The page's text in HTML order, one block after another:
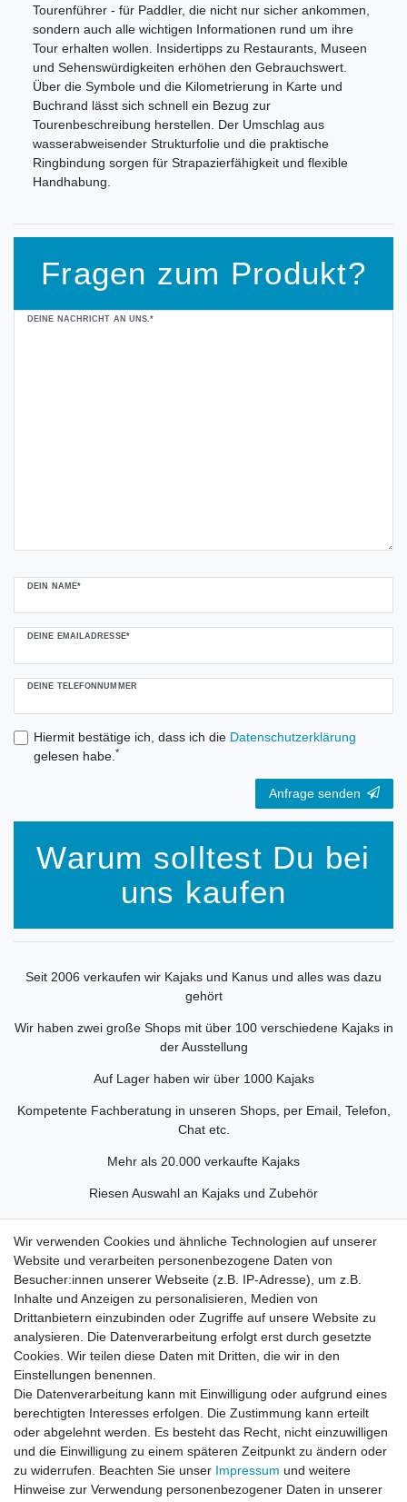
Tourenführer - für Paddler, die nicht nur sicher ankommen,
sondern auch alle wichtigen Informationen rund um ihre
Tour erhalten wollen. Insidertipps zu Restaurants, Museen
und Sehenswürdigkeiten erhöhen den Gebrauchswert.
Über die Symbole und die Kilometrierung in Karte und
Buchrand lässt sich schnell ein Bezug zur
Tourenbeschreibung herstellen. Der Umschlag aus
wasserabweisender Strukturfolie und die praktische
Ringbindung sorgen für Strapazierfähigkeit und flexible
Handhabung.
Fragen zum Produkt?
DEINE NACHRICHT AN UNS.*
DEIN NAME*
DEINE EMAILADRESSE*
DEINE TELEFONNUMMER
Hiermit bestätige ich, dass ich die Daten­schutz­erklärung
gelesen habe. *
Ceres::Template.mailFormHoneypotLabel
Anfrage senden
Warum solltest Du bei
uns kaufen
Seit 2006 verkaufen wir Kajaks und Kanus und alles was dazu
gehört
Wir haben zwei große Shops mit über 100 verschiedene Kajaks in
der Ausstellung
Auf Lager haben wir über 1000 Kajaks
Kompetente Fachberatung in unseren Shops, per Email, Telefon,
Chat etc.
Mehr als 20.000 verkaufte Kajaks
Riesen Auswahl an Kajaks und Zubehör
Schneller Versand
Schau dir unsere Bewertungen an
There are no reviews yet.
Wir verwenden Cookies und ähnliche Technologien auf unserer
Website und verarbeiten personenbezogene Daten von
Besucher:innen unserer Webseite (z.B. IP-Adresse), um z.B.
Inhalte und Anzeigen zu personalisieren, Medien von
Drittanbietern einzubinden oder Zugriffe auf unsere Website zu
analysieren. Die Datenverarbeitung erfolgt erst durch gesetzte
Cookies. Wir teilen diese Daten mit Dritten, die wir in den
Einstellungen benennen.
Die Datenverarbeitung kann mit Einwilligung oder aufgrund eines
berechtigten Interesses erfolgen. Die Zustimmung kann erteilt
oder abgelehnt werden. Es besteht das Recht, nicht einzuwilligen
und die Einwilligung zu einem späteren Zeitpunkt zu ändern oder
zu widerrufen. Beachten Sie unser Impressum und weitere
Hinweise zur Verwendung personenbezogener Daten in unserer